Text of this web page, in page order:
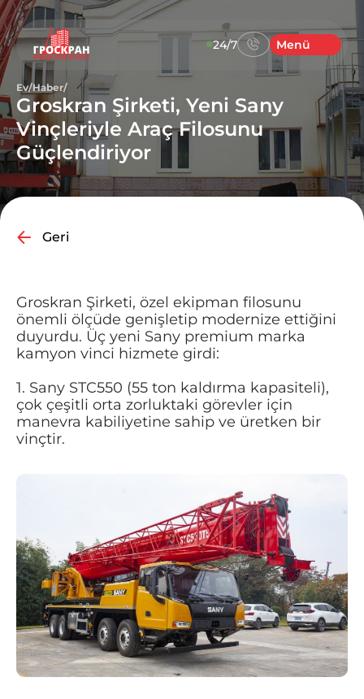
24/7 Menü
Ev/Haber/
Groskran Şirketi, Yeni Sany
Vinçleriyle Araç Filosunu
Güçlendiriyor
Geri
Groskran Şirketi, özel ekipman filosunu
önemli ölçüde genişletip modernize ettiğini
duyurdu. Üç yeni Sany premium marka
kamyon vinci hizmete girdi:
1. Sany STC550 (55 ton kaldırma kapasiteli),
çok çeşitli orta zorluktaki görevler için
manevra kabiliyetine sahip ve üretken bir
vinçtir.